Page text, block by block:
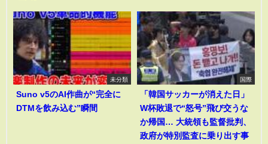
未分類
Suno v5のAI作曲が“完全に
DTMを飲み込む”瞬間
国際
「韓国サッカーが消えた日」
W杯敗退で“怒号”飛び交うな
か帰国… 大統領も監督批判、
政府が特別監査に乗り出す事